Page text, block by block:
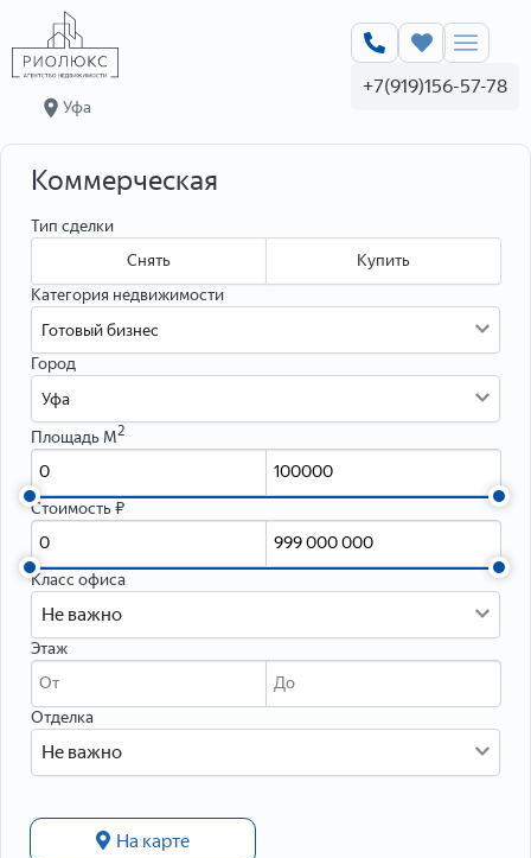
Уфа
+7(919)156-57-78
Оценка недвижимости online
Заполните форму, и мы бесплатно в течении часа рассчитаем
недвижимость, а также аргументированно торговаться с
При оценке учитываются все особенности — от характеристик
объекта до социального статуса жильцов дома, выясняются
Данные о расположении
Коммерческая
Тип сделки
Снять
Купить
Категория недвижимости
Готовый бизнес
Город
Уфа
Площадь М2
Стоимость ₽
Класс офиса
Не важно
Этаж
Отделка
Не важно
На карте